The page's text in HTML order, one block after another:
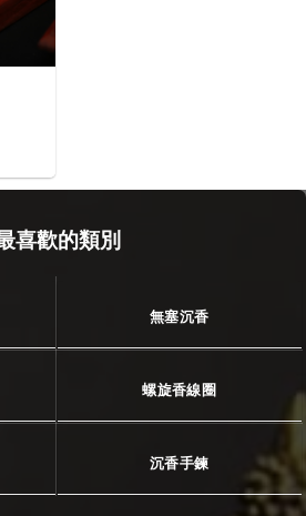
喜歡的類別
無塞沉香
螺旋香線圈
沉香手鍊